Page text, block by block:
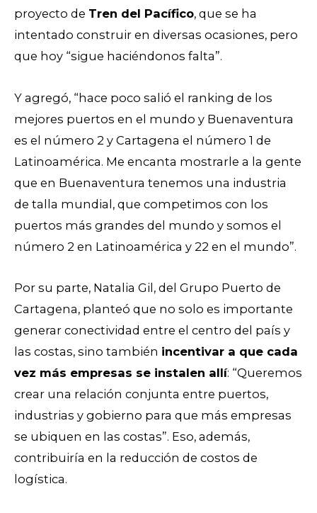
proyecto de Tren del Pacífico, que se ha
intentado construir en diversas ocasiones, pero
que hoy “sigue haciéndonos falta”.
Y agregó, “hace poco salió el ranking de los
mejores puertos en el mundo y Buenaventura
es el número 2 y Cartagena el número 1 de
Latinoamérica. Me encanta mostrarle a la gente
que en Buenaventura tenemos una industria
de talla mundial, que competimos con los
puertos más grandes del mundo y somos el
número 2 en Latinoamérica y 22 en el mundo”.
Por su parte, Natalia Gil, del Grupo Puerto de
Cartagena, planteó que no solo es importante
generar conectividad entre el centro del país y
las costas, sino también incentivar a que cada
vez más empresas se instalen allí: “Queremos
crear una relación conjunta entre puertos,
industrias y gobierno para que más empresas
se ubiquen en las costas”. Eso, además,
contribuiría en la reducción de costos de
logística.